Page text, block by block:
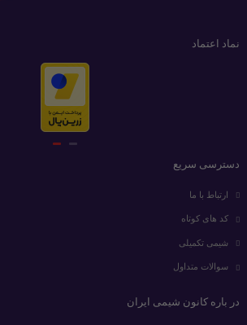
نماد اعتماد
دسترسی سریع
ارتباط با ما
کد های کوتاه
شیمی تکمیلی
سوالات متداول
در باره کانون شیمی ایران